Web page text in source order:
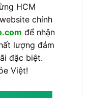
HCM
chính
để nhận
lượng đảm
đặc biệt.
Việt!